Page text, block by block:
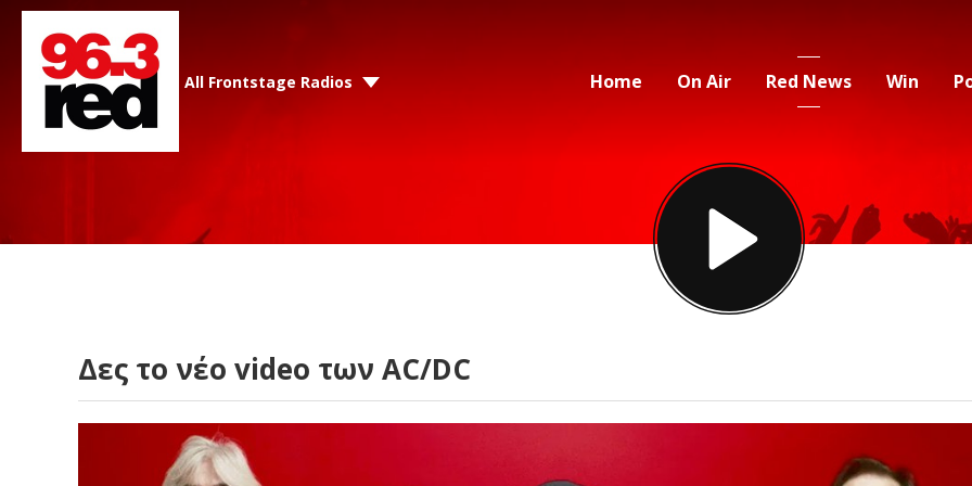
All Frontstage Radios Home On Air Red News Win
Δες το νέο video των AC/DC